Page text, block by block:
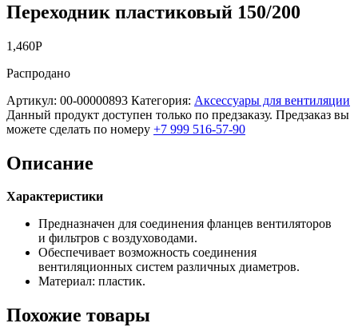
Переходник пластиковый 150/200
1,460Р
Распродано
Артикул: 00-00000893 Категория: Аксессуары для вентиляции
Данный продукт доступен только по предзаказу. Предзаказ вы
можете сделать по номеру +7 999 516-57-90
Описание
Характеристики
Предназначен для соединения фланцев вентиляторов
и фильтров с воздуховодами.
Обеспечивает возможность соединения
вентиляционных систем различных диаметров.
Материал: пластик.
Похожие товары